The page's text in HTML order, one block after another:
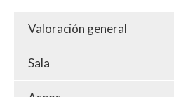
Valoración general
Sala